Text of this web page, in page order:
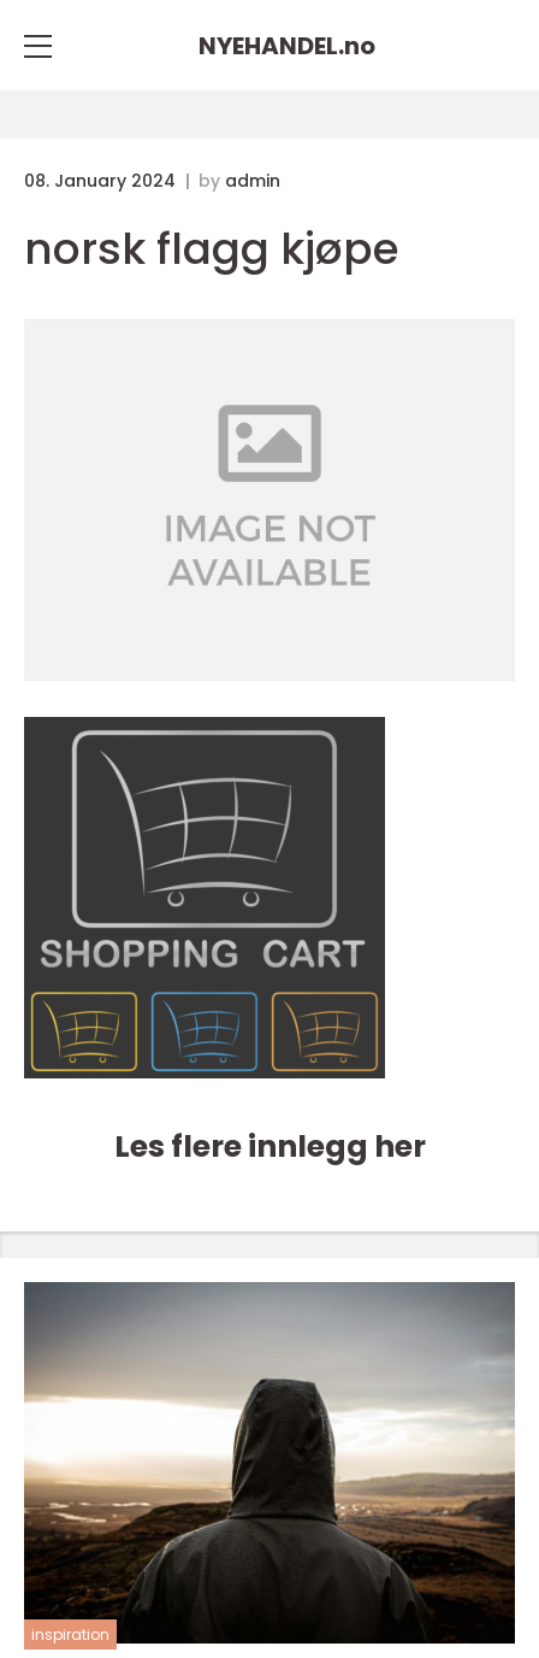
NYEHANDEL.no
08. January 2024 by admin
norsk flagg kjøpe
Les flere innlegg her
inspiration